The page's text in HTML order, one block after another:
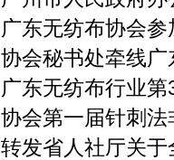
广东无纺布协会参
协会秘书处牵线
广东无纺布行业
协会第一届针刺
转发省人社厅关